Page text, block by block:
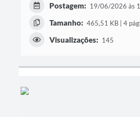
Postagem: 19/06/2026 às
Tamanho: 465,51 KB | 4
Visualizações: 145